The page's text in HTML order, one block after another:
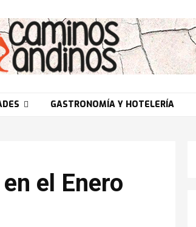
GASTRONOMÍA Y HOTELERÍA
el Enero